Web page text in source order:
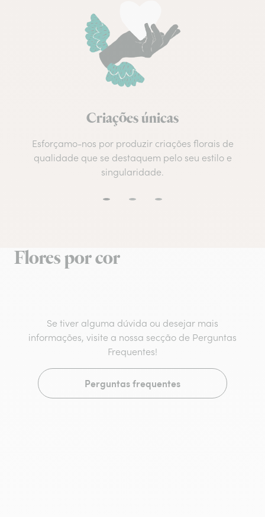
Criações únicas
Esforçamo-nos por produzir criações florais de
qualidade que se destaquem pelo seu estilo e
singularidade.
Flores por cor
Se tiver alguma dúvida ou desejar mais
informações, visite a nossa secção de Perguntas
Frequentes!
Perguntas frequentes